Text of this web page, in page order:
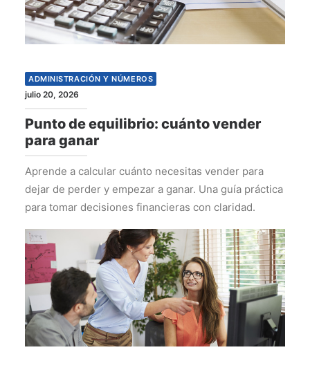
ADMINISTRACIÓN Y NÚMEROS
julio 20, 2026
Punto de equilibrio: cuánto vender
para ganar
Aprende a calcular cuánto necesitas vender para
dejar de perder y empezar a ganar. Una guía práctica
para tomar decisiones financieras con claridad.